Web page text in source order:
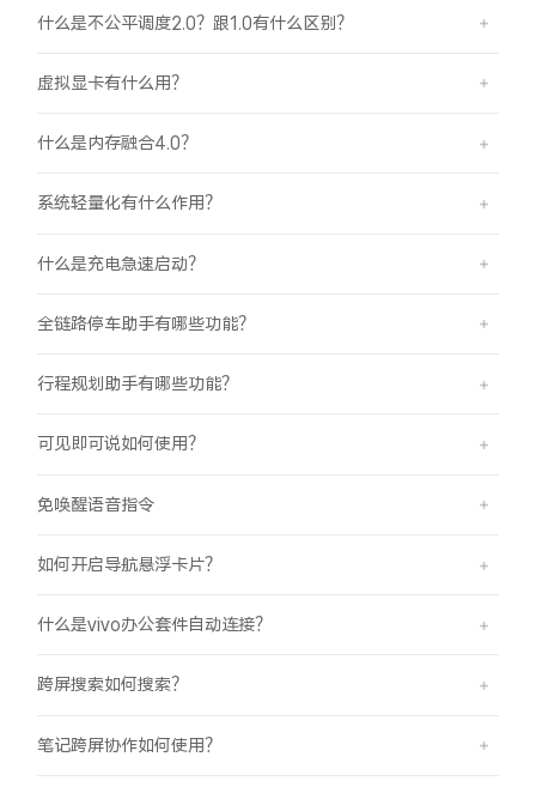
什么是不公平调度2.0？跟1.0有什么区别？
虚拟显卡有什么用？
什么是内存融合4.0？
系统轻量化有什么作用？
什么是充电急速启动？
全链路停车助手有哪些功能？
行程规划助手有哪些功能？
可见即可说如何使用？
免唤醒语音指令
如何开启导航悬浮卡片？
什么是vivo办公套件自动连接？
跨屏搜索如何搜索？
笔记跨屏协作如何使用？